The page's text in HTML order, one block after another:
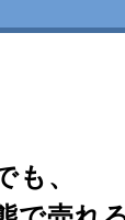
も、